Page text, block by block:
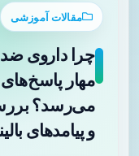
مقالات آموزشی
می‌رسد؟
و پیامدهای